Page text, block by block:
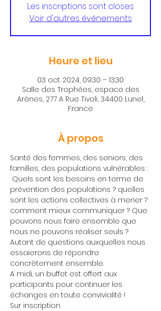
Les inscriptions sont closes
Voir d'autres événements
Heure et lieu
03 oct. 2024, 09:30 – 13:30
Salle des Trophées, espace des
Arènes, 277 A Rue Tivoli, 34400 Lunel,
France
À propos
Santé des femmes, des seniors, des
familles, des populations vulnérables :
Quels sont les besoins en terme de
prévention des populations ? quelles
sont les actions collectives à mener ?
comment mieux communiquer ? Que
pouvons nous faire ensemble que
nous ne pouvons réaliser seuls ?
Autant de questions auxquelles nous
essaierons de répondre
concrètement ensemble.
A midi, un buffet est offert aux
participants pour continuer les
échanges en toute convivialité !
Sur inscription